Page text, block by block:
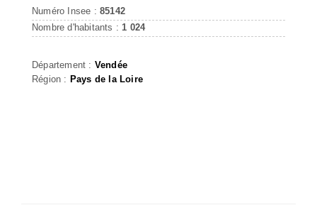
Numéro Insee : 85142
Nombre d'habitants : 1 024
Département : Vendée
Région : Pays de la Loire